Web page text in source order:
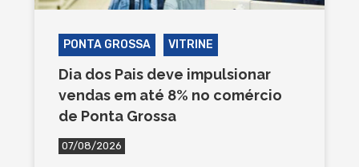
PONTA GROSSA VITRINE
Dia dos Pais deve impulsionar
vendas em até 8% no comércio
de Ponta Grossa
07/08/2026